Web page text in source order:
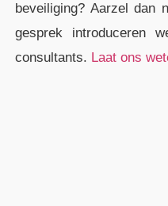
beveiliging? Aarzel dan
gesprek introduceren
consultants. Laat ons